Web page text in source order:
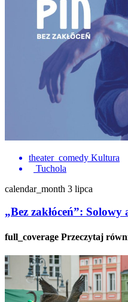
theater_comedy Kultura
Tuchola
calendar_month 3 lipca
„Bez zakłóceń”:
full_coverage Przeczytaj